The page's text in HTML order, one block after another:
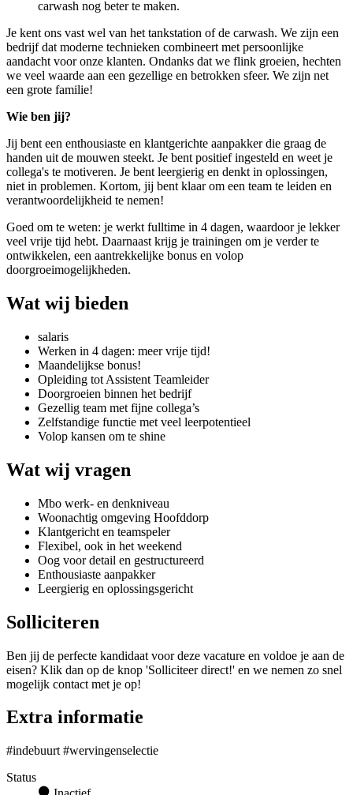
carwash nog beter te maken.
Je kent ons vast wel van het tankstation of de carwash. We zijn een
bedrijf dat moderne technieken combineert met persoonlijke
aandacht voor onze klanten. Ondanks dat we flink groeien, hechten
we veel waarde aan een gezellige en betrokken sfeer. We zijn net
een grote familie!
Wie ben jij?
Jij bent een enthousiaste en klantgerichte aanpakker die graag de
handen uit de mouwen steekt. Je bent positief ingesteld en weet je
collega's te motiveren. Je bent leergierig en denkt in oplossingen,
niet in problemen. Kortom, jij bent klaar om een team te leiden en
verantwoordelijkheid te nemen!
Goed om te weten: je werkt fulltime in 4 dagen, waardoor je lekker
veel vrije tijd hebt. Daarnaast krijg je trainingen om je verder te
ontwikkelen, een aantrekkelijke bonus en volop
doorgroeimogelijkheden.
Wat wij bieden
salaris
Werken in 4 dagen: meer vrije tijd!
Maandelijkse bonus!
Opleiding tot Assistent Teamleider
Doorgroeien binnen het bedrijf
Gezellig team met fijne collega’s
Zelfstandige functie met veel leerpotentieel
Volop kansen om te shine
Wat wij vragen
Mbo werk- en denkniveau
Woonachtig omgeving Hoofddorp
Klantgericht en teamspeler
Flexibel, ook in het weekend
Oog voor detail en gestructureerd
Enthousiaste aanpakker
Leergierig en oplossingsgericht
Solliciteren
Ben jij de perfecte kandidaat voor deze vacature en voldoe je aan de
eisen? Klik dan op de knop 'Solliciteer direct!' en we nemen zo snel
mogelijk contact met je op!
Extra informatie
#indebuurt #wervingenselectie
Status